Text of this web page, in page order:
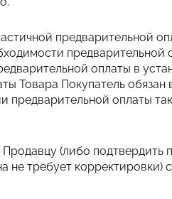
предварительной
предварительной
оплаты в
Товара Покупатель обязан
предварительной оплаты
(либо подтвердить
не требует